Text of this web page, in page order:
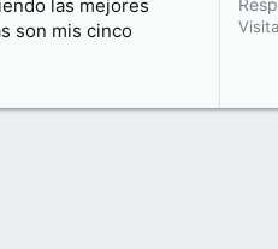
las mejores
son mis cinco